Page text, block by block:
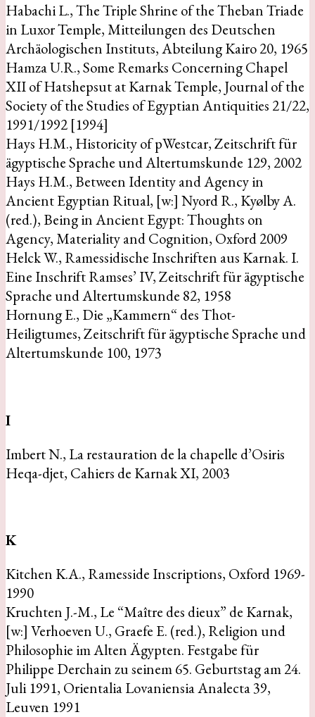
Habachi L., The Triple Shrine of the Theban Triade
in Luxor Temple, Mitteilungen des Deutschen
Archäologischen Instituts, Abteilung Kairo 20, 1965
Hamza U.R., Some Remarks Concerning Chapel
XII of Hatshepsut at Karnak Temple, Journal of the
Society of the Studies of Egyptian Antiquities 21/22,
1991/1992 [1994]
Hays H.M., Historicity of pWestcar, Zeitschrift für
ägyptische Sprache und Altertumskunde 129, 2002
Hays H.M., Between Identity and Agency in
Ancient Egyptian Ritual, [w:] Nyord R., Kyølby A.
(red.), Being in Ancient Egypt: Thoughts on
Agency, Materiality and Cognition, Oxford 2009
Helck W., Ramessidische Inschriften aus Karnak. I.
Eine Inschrift Ramses’ IV, Zeitschrift für ägyptische
Sprache und Altertumskunde 82, 1958
Hornung E., Die „Kammern“ des Thot-
Heiligtumes, Zeitschrift für ägyptische Sprache und
Altertumskunde 100, 1973
I
Imbert N., La restauration de la chapelle d’Osiris
Heqa-djet, Cahiers de Karnak XI, 2003
K
Kitchen K.A., Ramesside Inscriptions, Oxford 1969-
1990
Kruchten J.-M., Le “Maître des dieux” de Karnak,
[w:] Verhoeven U., Graefe E. (red.), Religion und
Philosophie im Alten Ägypten. Festgabe für
Philippe Derchain zu seinem 65. Geburtstag am 24.
Juli 1991, Orientalia Lovaniensia Analecta 39,
Leuven 1991